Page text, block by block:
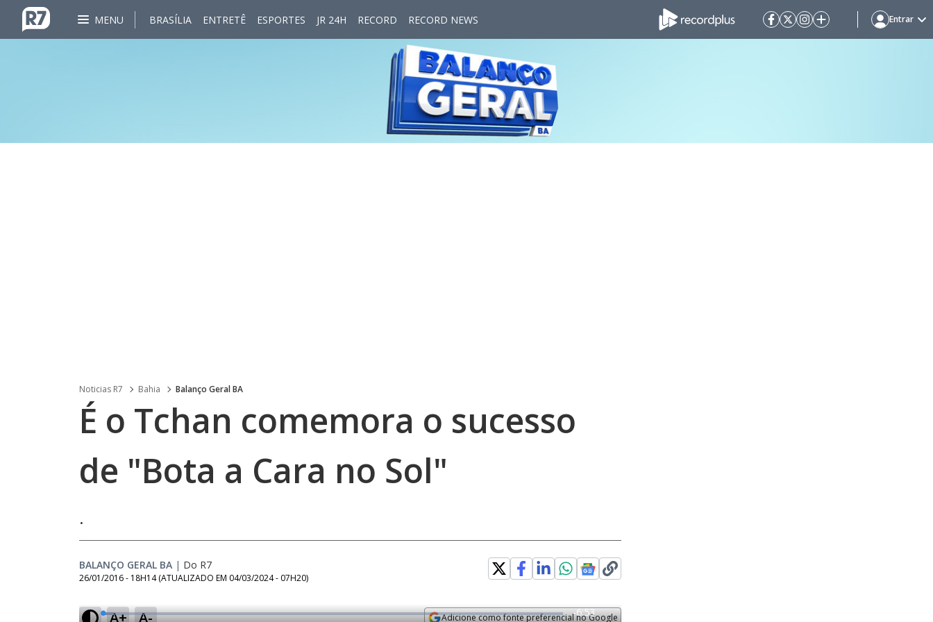
MENU BRASÍLIA ENTRETÊ ESPORTES JR 24H RECORD RECORD NEWS Entrar
Noticias R7 Bahia Balanço Geral BA
É o Tchan comemora o sucesso
de "Bota a Cara no Sol"
.
BALANÇO GERAL BA | Do R7
26/01/2016 - 18H14 (ATUALIZADO EM 04/03/2024 - 07H20)
A+ A- Adicione como fonte preferencial no Google
L
R
-6:53